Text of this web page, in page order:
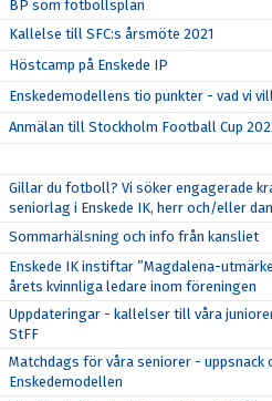
BP som fotbollsplan
Kallelse till SFC:s årsmöte 2021
Höstcamp på Enskede IP
Enskedemodellens tio punkter - vad vi
Anmälan till Stockholm Football Cup
Gillar du fotboll? Vi söker engagerade
seniorlag i Enskede IK, herr och/eller
Sommarhälsning och info från kansliet
Enskede IK instiftar ”Magdalena-
årets kvinnliga ledare inom föreningen
Uppdateringar - kallelser till våra
StFF
Matchdags för våra seniorer - uppsnack
Enskedemodellen